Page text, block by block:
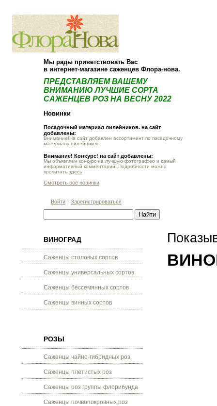
Мы рады приветствовать Вас
в интернет-магазине саженцев Флора-нова.
ПРЕДСТАВЛЯЕМ ВАШЕМУ
ВНИМАНИЮ ЛУЧШИЕ СОРТА
САЖЕНЦЕВ РОЗ НА ВЕСНУ 2022
Новинки
Посадочный материал лилейников. на сайт
добавлены:
Внимание!На сайт добавлен ассортимент по посадочному
материалу лилейников.
Внимание! Конкурс! на сайт добавлены:
Мы объявляем конкурс на лучшую фотографию и самый
информативный комментарий! Подробности можно
прочитать здесь
Смотреть все новинки
Войти Зарегистрироваться
ВИНОГРАД
Саженцы столовых сортов
Саженцы универсальных сортов
Саженцы бессемянных сортов
Саженцы винных сортов
РОЗЫ
Саженцы чайно-гибридных роз
Саженцы плетистых роз
Саженцы роз группы флорибунда
Саженцы почвопокровных роз